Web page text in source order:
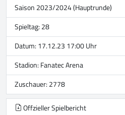
Saison 2023/2024 (Hauptrunde)
Spieltag: 28
Datum: 17.12.23 17:00 Uhr
Stadion:Fanatec Arena
Zuschauer: 2778
Offzieller Spielbericht